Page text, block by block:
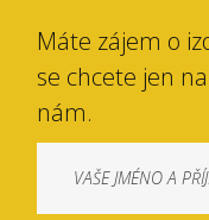
Máte zájem o
se chcete jen
nám.